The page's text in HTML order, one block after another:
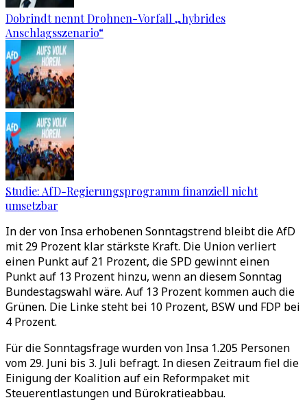
Dobrindt nennt Drohnen-Vorfall „hybrides
Anschlagsszenario“
Studie: AfD-Regierungsprogramm finanziell nicht
umsetzbar
In der von Insa erhobenen Sonntagstrend bleibt die AfD
mit 29 Prozent klar stärkste Kraft. Die Union verliert
einen Punkt auf 21 Prozent, die SPD gewinnt einen
Punkt auf 13 Prozent hinzu, wenn an diesem Sonntag
Bundestagswahl wäre. Auf 13 Prozent kommen auch die
Grünen. Die Linke steht bei 10 Prozent, BSW und FDP bei
4 Prozent.
Für die Sonntagsfrage wurden von Insa 1.205 Personen
vom 29. Juni bis 3. Juli befragt. In diesen Zeitraum fiel die
Einigung der Koalition auf ein Reformpaket mit
Steuerentlastungen und Bürokratieabbau.